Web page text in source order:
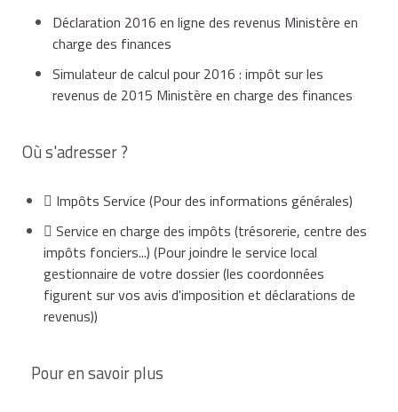
Faire sa première déclaration de revenus
ligne, vous devez vérifier les informations
indiquées et si nécessaire, les corriger et les
ans en cas de demande de l'administration.
À savoir
la lettre reçue des Impôts contient un flashcode
qui vous permet de déclarer vos revenus par
Déclaration 2016 en ligne des revenus Ministère en
charge des finances
Simulateur de calcul pour 2016 : impôt sur les
revenus de 2015 Ministère en charge des finances
Où s'adresser ?
Impôts Service (Pour des informations générales)
Service en charge des impôts (trésorerie, centre des
impôts fonciers...) (Pour joindre le service local
gestionnaire de votre dossier (les coordonnées
figurent sur vos avis d'imposition et déclarations de
revenus))
Pour en savoir plus